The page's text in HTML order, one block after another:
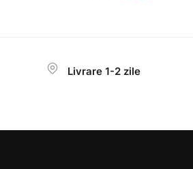
Livrare 1-2 zile